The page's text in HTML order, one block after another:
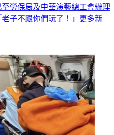
勞保局及中華演藝總工會辦理
子不跟你們玩了！」更多新